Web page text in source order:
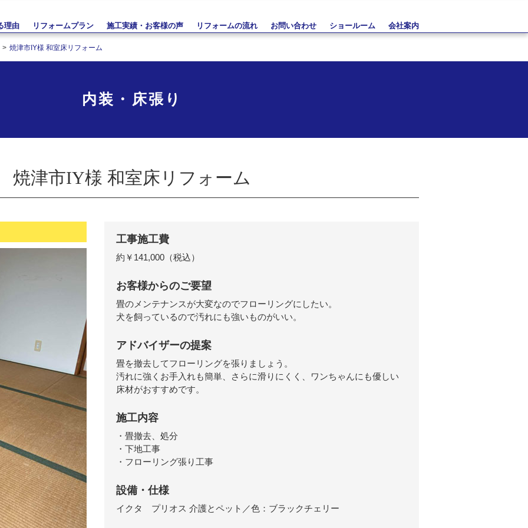
理由 リフォームプラン 施工実績・お客様の声 リフォームの流れ お問い合わせ ショールーム 会社案内
焼津市IY様 和室床リフォーム
内装・床張り
焼津市IY様 和室床リフォーム
工事施工費
約￥141,000（税込）
お客様からのご要望
畳のメンテナンスが大変なのでフローリングにしたい。
犬を飼っているので汚れにも強いものがいい。
アドバイザーの提案
畳を撤去してフローリングを張りましょう。
汚れに強くお手入れも簡単、さらに滑りにくく、ワンちゃんにも優しい
床材がおすすめです。
施工内容
・畳撤去、処分
・下地工事
・フローリング張り工事
設備・仕様
イクタ プリオス 介護とペット／色：ブラックチェリー